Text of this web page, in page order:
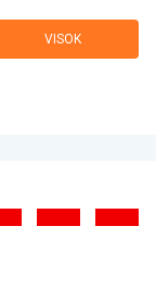
VISOK